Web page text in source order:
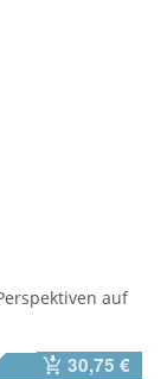
auf
30,75 €